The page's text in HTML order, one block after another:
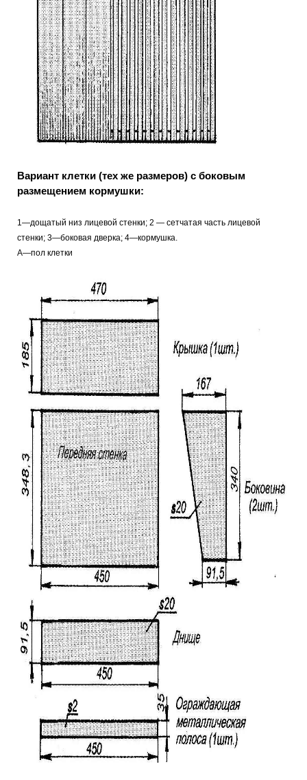
Вариант клетки (тех же размеров) с боковым
размещением кормушки:
1—дощатый низ лицевой стенки; 2 — сетчатая часть лицевой
стенки; 3—боковая дверка; 4—кормушка.
А—пол клетки